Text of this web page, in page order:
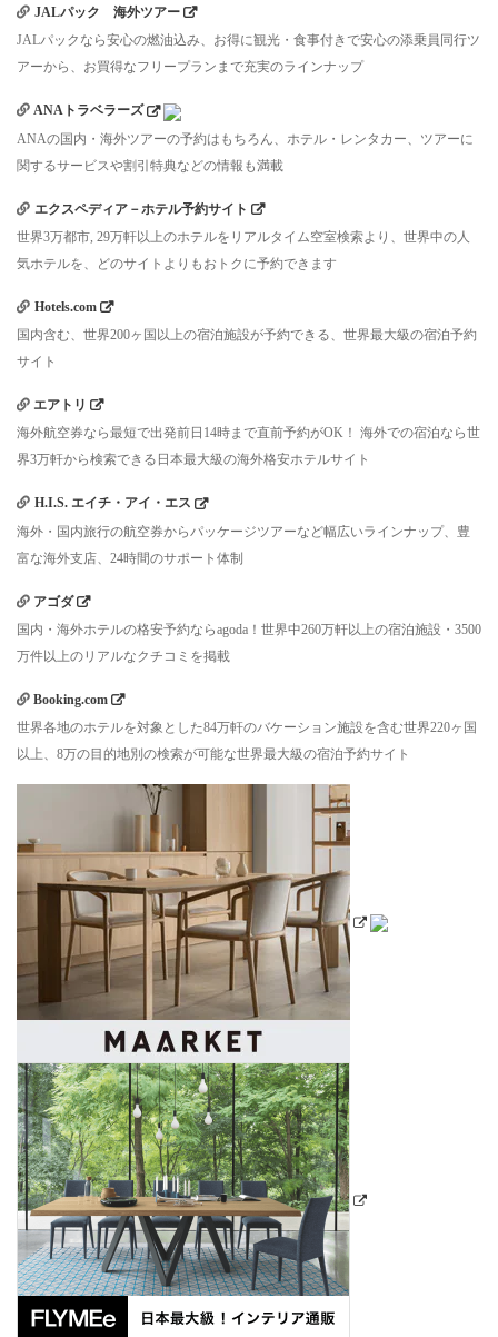
JALパック 海外ツアー
JALパックなら安心の燃油込み、お得に観光・食事付きで安心の添乗員同行ツ
アーから、お買得なフリープランまで充実のラインナップ
ANAトラベラーズ
ANAの国内・海外ツアーの予約はもちろん、ホテル・レンタカー、ツアーに
関するサービスや割引特典などの情報も満載
エクスペディア－ホテル予約サイト
世界3万都市, 29万軒以上のホテルをリアルタイム空室検索より、世界中の人
気ホテルを、どのサイトよりもおトクに予約できます
Hotels.com
国内含む、世界200ヶ国以上の宿泊施設が予約できる、世界最大級の宿泊予約
サイト
エアトリ
海外航空券なら最短で出発前日14時まで直前予約がOK！ 海外での宿泊なら世
界3万軒から検索できる日本最大級の海外格安ホテルサイト
H.I.S. エイチ・アイ・エス
海外・国内旅行の航空券からパッケージツアーなど幅広いラインナップ、豊
富な海外支店、24時間のサポート体制
アゴダ
国内・海外ホテルの格安予約ならagoda！世界中260万軒以上の宿泊施設・3500
万件以上のリアルなクチコミを掲載
Booking.com
世界各地のホテルを対象とした84万軒のバケーション施設を含む世界220ヶ国
以上、8万の目的地別の検索が可能な世界最大級の宿泊予約サイト